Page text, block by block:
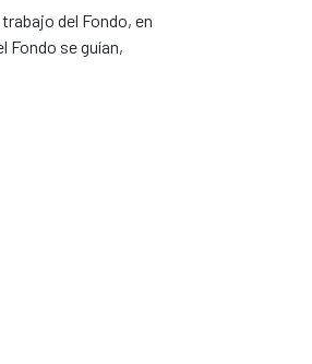
del Fondo, en
Fondo se guían,